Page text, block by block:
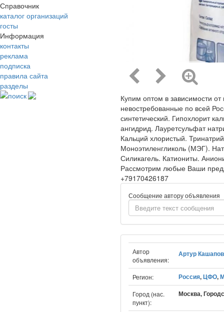
Справочник
каталог организаций
госты
Информация
контакты
реклама
подписка
правила сайта
разделы
поиск
Купим оптом в зависимости
невостребованные по всей
синтетический. Гипохлорит
ангидрид. Лауретсульфат
Кальций хлористый.
Моноэтиленгликоль (МЭГ).
Силикагель. Катиониты.
Рассмотрим любые Ваши
+79170426187
Сообщение автору объявления
Автор
объявления:
Артур Кашапов
Регион: Россия,ЦФО,
Город (нас.
пункт):
Москва,